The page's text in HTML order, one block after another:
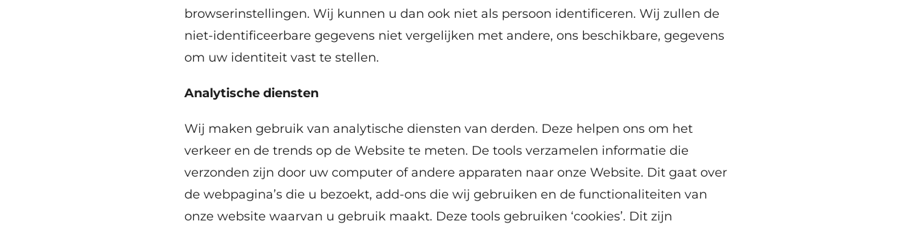
browserinstellingen. Wij kunnen u dan ook niet als persoon identificeren. Wij zullen de
niet-identificeerbare gegevens niet vergelijken met andere, ons beschikbare, gegevens
om uw identiteit vast te stellen.
Analytische diensten
Wij maken gebruik van analytische diensten van derden. Deze helpen ons om het
verkeer en de trends op de Website te meten. De tools verzamelen informatie die
verzonden zijn door uw computer of andere apparaten naar onze Website. Dit gaat over
de webpagina’s die u bezoekt, add-ons die wij gebruiken en de functionaliteiten van
onze website waarvan u gebruik maakt. Deze tools gebruiken ‘cookies’. Dit zijn